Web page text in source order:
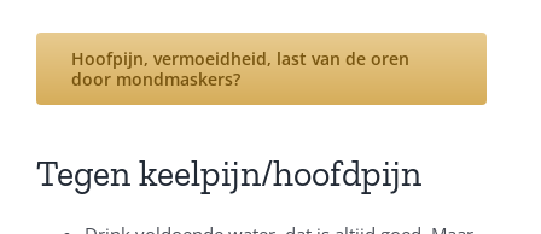
Hoofpijn, vermoeidheid, last van de oren
door mondmaskers?
Tegen keelpijn/hoofdpijn